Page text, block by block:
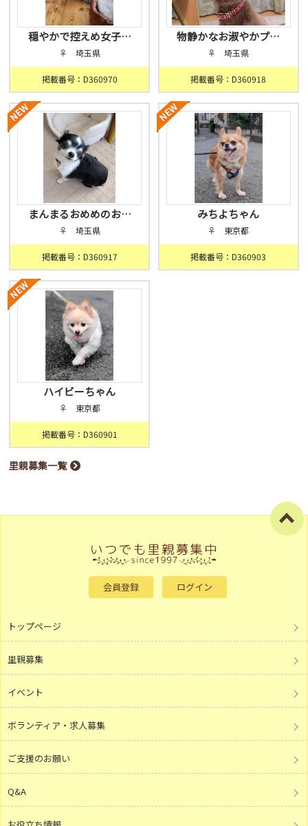
穏やかで控えめ女子…
♀ 埼玉県
掲載番号：D360970
物静かなお淑やかプ…
♀ 埼玉県
掲載番号：D360918
まんまるおめめのお…
♀ 埼玉県
掲載番号：D360917
みちよちゃん
♀ 東京都
掲載番号：D360903
ハイビーちゃん
♀ 東京都
掲載番号：D360901
里親募集一覧
会員登録 ログイン
トップページ
里親募集
イベント
ボランティア・求人募集
ご支援のお願い
Q&A